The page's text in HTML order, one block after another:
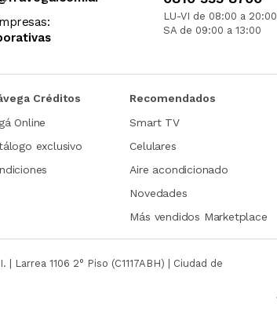
LU-VI de 08:00 a 20:00
SA de 09:00 a 13:00
Créditos
Online
exclusivo
Recomendados
Smart TV
Celulares
Aire acondicionado
Novedades
Más vendidos Marketplace
| Larrea 1106 2° Piso (C1117ABH) | Ciudad de